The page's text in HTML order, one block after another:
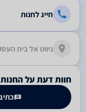
חייג לחנות
ניווט אל בית
חוות דעת על החנות